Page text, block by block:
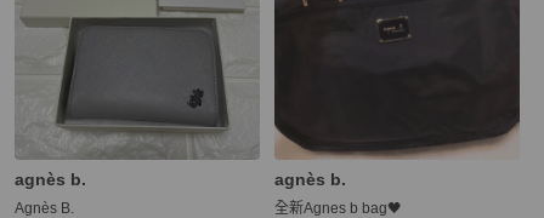
agnès b.
Agnès B.
agnès b.
全新Agnes b bag🖤